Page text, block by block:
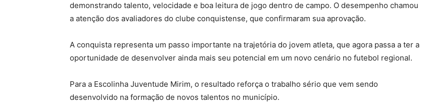
demonstrando talento, velocidade e boa leitura de jogo dentro de campo. O desempenho chamou
a atenção dos avaliadores do clube conquistense, que confirmaram sua aprovação.
A conquista representa um passo importante na trajetória do jovem atleta, que agora passa a ter a
oportunidade de desenvolver ainda mais seu potencial em um novo cenário no futebol regional.
Para a Escolinha Juventude Mirim, o resultado reforça o trabalho sério que vem sendo
desenvolvido na formação de novos talentos no município.